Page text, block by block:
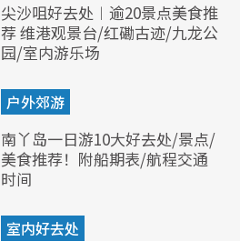
尖沙咀好去处︱逾20景点美食推
荐 维港观景台/红磡古迹/九龙公
园/室内游乐场
户外郊游
南丫岛一日游10大好去处/景点/
美食推荐！附船期表/航程交通
时间
室内好去处